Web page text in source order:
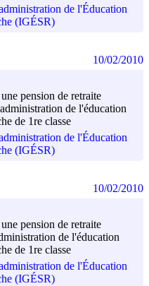
de l'Éducation
(IGÉSR)
pension de retraite
de l'éducation
de 1re classe
de l'Éducation
(IGÉSR)
10/02/2010
pension de retraite
de l'éducation
de 1re classe
de l'Éducation
(IGÉSR)
10/02/2010